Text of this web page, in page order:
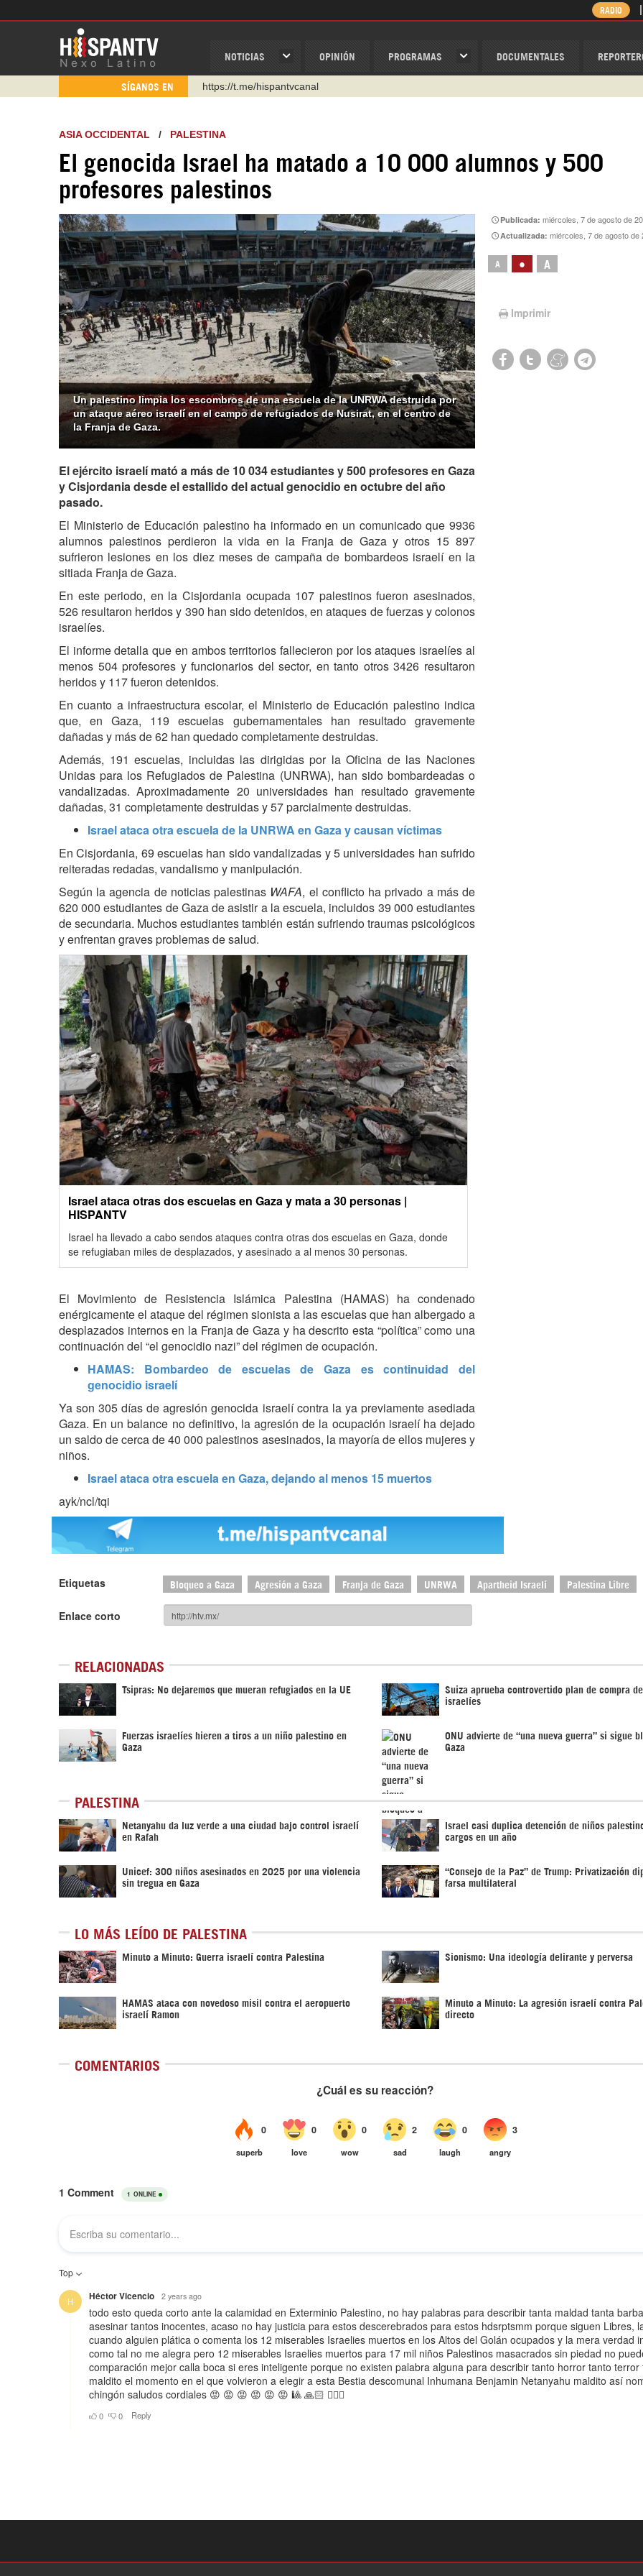
NOTICIAS OPINIÓN PROGRAMAS DOCUMENTALES
RADIO
SÍGANOS EN
https://urmedium.com/c/hispantv
Instagram como: hispan_tv
https://www.youtube.com/@nexo_latino
http://twitter.com/nexo_latino
https://t.me/hispantvcanal
ASIA OCCIDENTAL / PALESTINA
El genocida Israel ha matado a 10 000 alumnos y 500
profesores palestinos
Un palestino limpia los escombros de una escuela de la UNRWA destruida por
un ataque aéreo israelí en el campo de refugiados de Nusirat, en el centro de
la Franja de Gaza.
Publicada:miércoles, 7 de agosto de
Actualizada:miércoles, 7 de agosto de
A • A
Imprimir
El ejército israelí mató a más de 10 034 estudiantes y 500 profesores en Gaza
y Cisjordania desde el estallido del actual genocidio en octubre del año
pasado.
El Ministerio de Educación palestino ha informado en un comunicado que 9936
alumnos palestinos perdieron la vida en la Franja de Gaza y otros 15 897
sufrieron lesiones en los diez meses de campaña de bombardeos israelí en la
sitiada Franja de Gaza.
En este periodo, en la Cisjordania ocupada 107 palestinos fueron asesinados,
526 resultaron heridos y 390 han sido detenidos, en ataques de fuerzas y colonos
israelíes.
El informe detalla que en ambos territorios fallecieron por los ataques israelíes al
menos 504 profesores y funcionarios del sector, en tanto otros 3426 resultaron
heridos y 117 fueron detenidos.
En cuanto a infraestructura escolar, el Ministerio de Educación palestino indica
que, en Gaza, 119 escuelas gubernamentales han resultado gravemente
dañadas y más de 62 han quedado completamente destruidas.
Además, 191 escuelas, incluidas las dirigidas por la Oficina de las Naciones
Unidas para los Refugiados de Palestina (UNRWA), han sido bombardeadas o
vandalizadas. Aproximadamente 20 universidades han resultado gravemente
dañadas, 31 completamente destruidas y 57 parcialmente destruidas.
Israel ataca otra escuela de la UNRWA en Gaza y causan víctimas
En Cisjordania, 69 escuelas han sido vandalizadas y 5 universidades han sufrido
reiteradas redadas, vandalismo y manipulación.
Según la agencia de noticias palestinas WAFA, el conflicto ha privado a más de
620 000 estudiantes de Gaza de asistir a la escuela, incluidos 39 000 estudiantes
de secundaria. Muchos estudiantes también están sufriendo traumas psicológicos
y enfrentan graves problemas de salud.
Israel ataca otras dos escuelas en Gaza y mata a 30 personas |
HISPANTV
Israel ha llevado a cabo sendos ataques contra otras dos escuelas en Gaza, donde
se refugiaban miles de desplazados, y asesinado a al menos 30 personas.
El Movimiento de Resistencia Islámica Palestina (HAMAS) ha condenado
enérgicamente el ataque del régimen sionista a las escuelas que han albergado a
desplazados internos en la Franja de Gaza y ha descrito esta “política” como una
continuación del “el genocidio nazi” del régimen de ocupación.
HAMAS: Bombardeo de escuelas de Gaza es continuidad del
genocidio israelí
Ya son 305 días de agresión genocida israelí contra la ya previamente asediada
Gaza. En un balance no definitivo, la agresión de la ocupación israelí ha dejado
un saldo de cerca de 40 000 palestinos asesinados, la mayoría de ellos mujeres y
niños.
Israel ataca otra escuela en Gaza, dejando al menos 15 muertos
ayk/ncl/tqi
Etiquetas Bloqueo a Gaza Agresión a Gaza Franja de Gaza UNRWA Apartheid Israelí Palestina Libre
Enlace corto
RELACIONADAS
Tsipras: No dejaremos que mueran refugiados en la UE Suiza aprueba controvertido plan de compra
israelíes
Fuerzas israelíes hieren a tiros a un niño palestino en
Gaza
ONU advierte de “una nueva guerra” si sigue
Gaza
PALESTINA
Netanyahu da luz verde a una ciudad bajo control israelí
en Rafah
Israel casi duplica detención de niños
cargos en un año
Unicef: 300 niños asesinados en 2025 por una violencia
sin tregua en Gaza
“Consejo de la Paz” de Trump: Privatización
farsa multilateral
LO MÁS LEÍDO DE PALESTINA
Minuto a Minuto: Guerra israelí contra Palestina Sionismo: Una ideología delirante y perversa
HAMAS ataca con novedoso misil contra el aeropuerto
israelí Ramon
Minuto a Minuto: La agresión israelí contra
directo
COMENTARIOS